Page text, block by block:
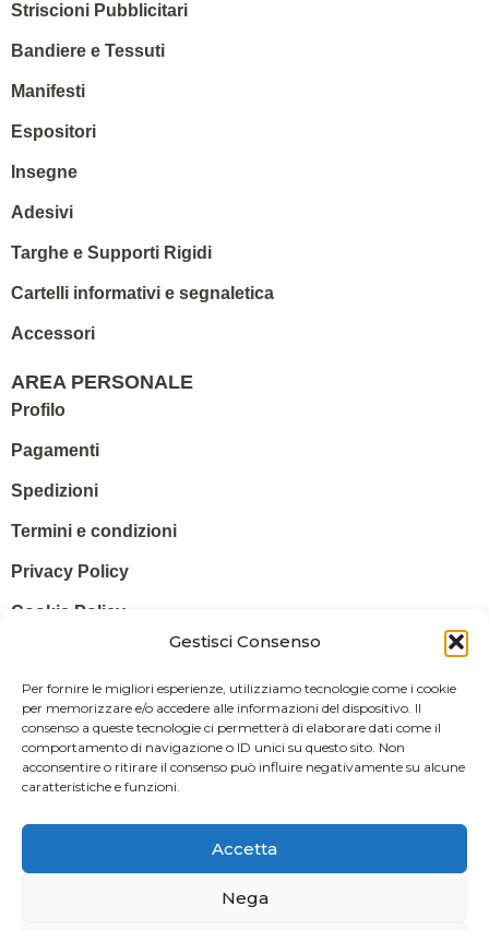
Gestisci Consenso
Per fornire le migliori esperienze, utilizziamo tecnologie come i cookie
per memorizzare e/o accedere alle informazioni del dispositivo. Il
consenso a queste tecnologie ci permetterà di elaborare dati come il
comportamento di navigazione o ID unici su questo sito. Non
acconsentire o ritirare il consenso può influire negativamente su alcune
caratteristiche e funzioni.
Accetta
Nega
Striscioni Pubblicitari
Bandiere e Tessuti
Manifesti
Espositori
Insegne
Adesivi
Targhe e Supporti Rigidi
Cartelli informativi e segnaletica
Accessori
AREA PERSONALE
Profilo
Pagamenti
Spedizioni
Termini e condizioni
Privacy Policy
Cookie Policy
Legale: Via Silvio Pellico, 43 97015 MODICA (RG) – P. IVA: IT
01470350883
Powered ByIl Brandificio
Registro nazionale degli aiuti di Stato di cui all’art. 52 della L. 234/2012
in modo da adempiere all’obbligo informativo relativo ai contributi